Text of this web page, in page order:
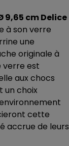
cm Delice
à son verre
une
originale à
verre est
aux chocs
un choix
cette
accrue de leurs